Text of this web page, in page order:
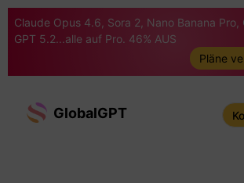
Claude Opus 4.6, Sora 2, Nano Banana Pro,
GPT 5.2...alle auf Pro. 46% AUS
Pläne
GlobalGPT